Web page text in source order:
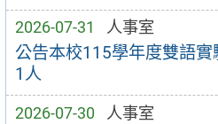
2026-07-31 人事室
公告本校115學年度雙語
1人
2026-07-30 人事室